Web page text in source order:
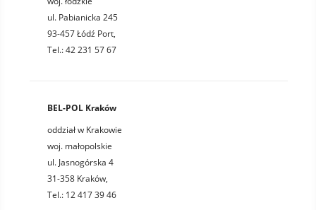
ul. Pabianicka 245
93-457 Łódź Port,
Tel.: 42 231 57 67
BEL-POL Kraków
oddział w Krakowie
woj. małopolskie
ul. Jasnogórska 4
31-358 Kraków,
Tel.: 12 417 39 46